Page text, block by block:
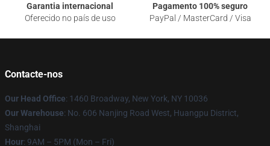
Garantia internacional
Oferecido no país de uso
Pagamento 100% seguro
PayPal / MasterCard / Visa
Contacte-nos
Our Head Office: 1460 Broadway, New York, NY 10036
Our Warehouse: No. 606 Nanjing Road West, Huangpu District,
Shanghai
Hour: 9AM – 5PM (Mon – Fri)